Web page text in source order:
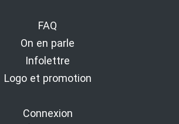
FAQ
On en parle
Infolettre
Logo et promotion
Connexion